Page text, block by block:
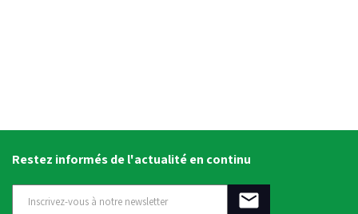
Restez informés de l'actualité en continu